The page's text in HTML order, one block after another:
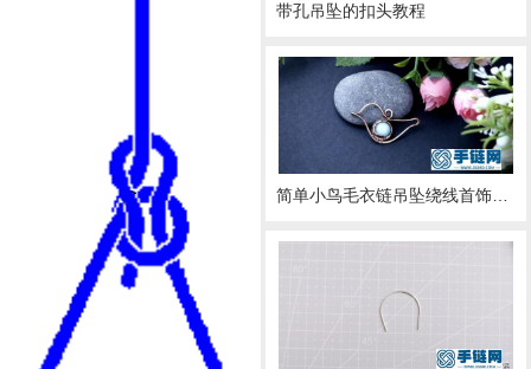
带孔吊坠的扣头教程
简单小鸟毛衣链吊坠绕线首饰DIY教程，特别适合这个季节